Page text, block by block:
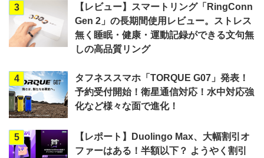
3
【レビュー】スマートリング「RingConn
Gen 2」の長期間使用レビュー。ストレス
無く睡眠・健康・運動記録ができる文句無
しの高品質リング
4
タフネススマホ「TORQUE G07」発表！
予約受付開始！衛星通信対応！水中対応強
化など様々な面で進化！
5
【レポート】Duolingo Max、大幅割引オ
ファーはある！半額以下？ ようやく割引